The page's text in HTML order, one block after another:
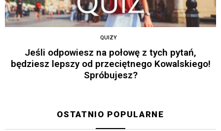
QUIZY
Jeśli odpowiesz na połowę z tych pytań,
będziesz lepszy od przeciętnego Kowalskiego!
Spróbujesz?
OSTATNIO POPULARNE